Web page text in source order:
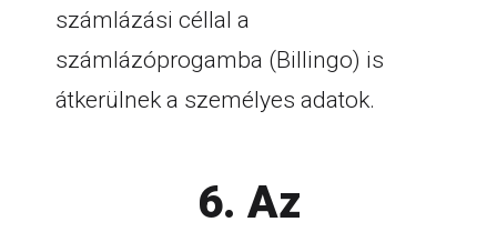
számlázási céllal a
számlázóprogamba (Billingo) is
átkerülnek a személyes adatok.
6. Az